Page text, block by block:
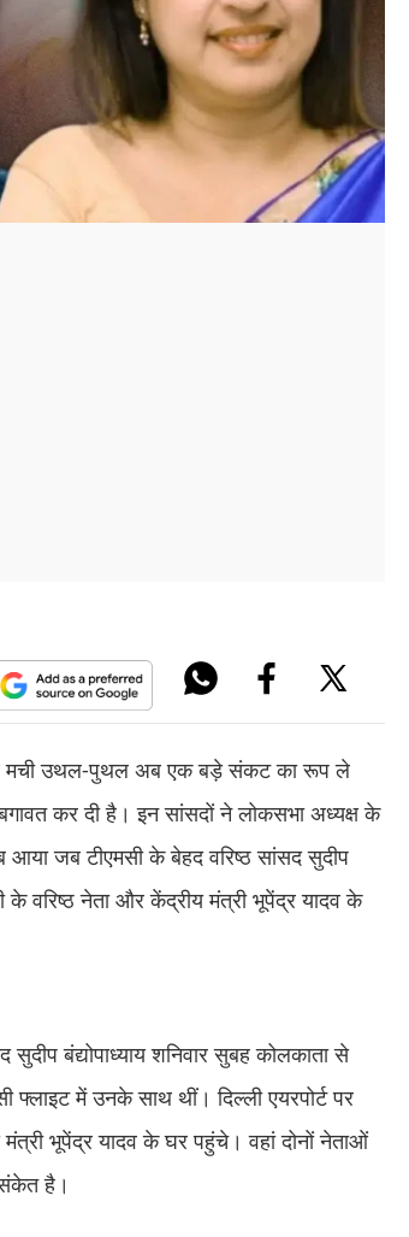
मची उथल-पुथल अब एक बड़े संकट का रूप ले
कर दी है। इन सांसदों ने लोकसभा अध्यक्ष के
जब टीएमसी के बेहद वरिष्ठ सांसद सुदीप
के वरिष्ठ नेता और केंद्रीय मंत्री भूपेंद्र यादव के
बंद्योपाध्याय शनिवार सुबह कोलकाता से
फ्लाइट में उनके साथ थीं। दिल्ली एयरपोर्ट पर
मंत्री भूपेंद्र यादव के घर पहुंचे। वहां दोनों नेताओं
है।